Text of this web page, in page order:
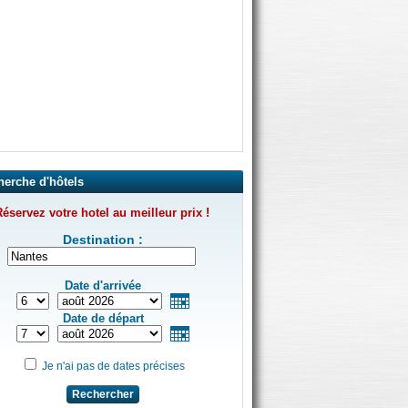
d'hôtels
votre hotel au meilleur prix !
Destination :
Date d'arrivée
Date de départ
Je n'ai pas de dates précises
Rechercher